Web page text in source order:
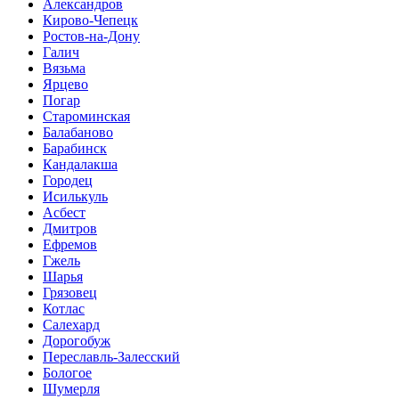
Александров
Кирово-Чепецк
Ростов-на-Дону
Галич
Вязьма
Ярцево
Погар
Староминская
Балабаново
Барабинск
Кандалакша
Городец
Исилькуль
Асбест
Дмитров
Ефремов
Гжель
Шарья
Грязовец
Котлас
Салехард
Дорогобуж
Переславль-Залесский
Бологое
Шумерля